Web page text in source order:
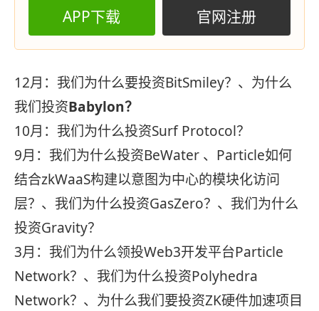
APP下载 官网注册
12月：我们为什么要投资BitSmiley？、为什么
我们投资Babylon？
10月：我们为什么投资Surf Protocol？
9月：我们为什么投资BeWater 、Particle如何
结合zkWaaS构建以意图为中心的模块化访问
层？、我们为什么投资GasZero？、我们为什么
投资Gravity？
3月：我们为什么领投Web3开发平台Particle
Network？、我们为什么投资Polyhedra
Network？、为什么我们要投资ZK硬件加速项目